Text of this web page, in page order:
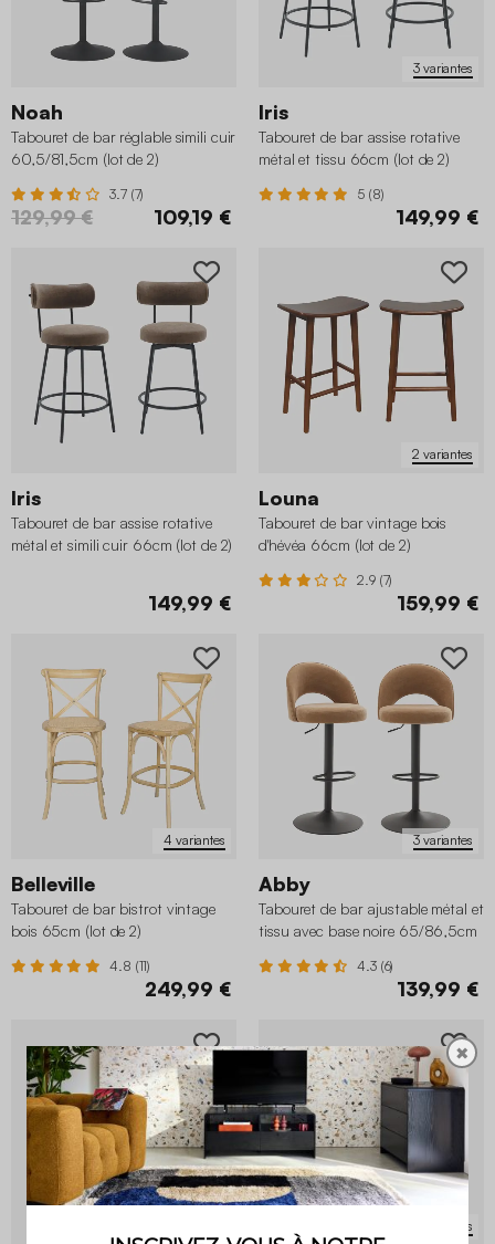
Noah
Tabouret de bar réglable simili cuir
60,5/81,5cm (lot de 2)
3.7 (7)
129,99 € 109,19 €
3 variantes
Iris
Tabouret de bar assise rotative
métal et tissu 66cm (lot de 2)
5 (8)
149,99 €
Iris
Tabouret de bar assise rotative
métal et simili cuir 66cm (lot de 2)
149,99 €
2 variantes
Louna
Tabouret de bar vintage bois
d'hévéa 66cm (lot de 2)
2.9 (7)
159,99 €
4 variantes
Belleville
Tabouret de bar bistrot vintage
bois 65cm (lot de 2)
4.8 (11)
249,99 €
3 variantes
Abby
Tabouret de bar ajustable métal et
tissu avec base noire 65/86,5cm
4.3 (6)
139,99 €
3 variantes
✖